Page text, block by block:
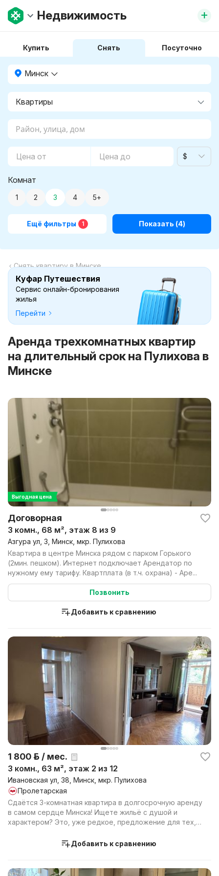
Недвижимость +
Купить Снять Посуточно
Минск
$
Комнат
1 2 3 4 5+
Ещё фильтры 1 Показать (4)
Снять квартиру в Минске
Куфар Путешествия
Сервис онлайн-бронирования
жилья
Перейти
Аренда трехкомнатных квартир
на длительный срок на Пулихова в
Минске
Выгодная цена
Договорная
3 комн., 68 м², этаж 8 из 9
Азгура ул, 3, Минск, мкр. Пулихова
Квартира в центре Минска рядом с парком Горького
(2мин. пешком). Интернет подключает Арендатор по
нужному ему тарифу. Квартплата (в т.ч. охрана) - Аре...
Позвонить
Добавить к сравнению
1 800 р. / мес.
3 комн., 63 м², этаж 2 из 12
Ивановская ул, 38, Минск, мкр. Пулихова
Пролетарская
Сдаётся 3-комнатная квартира в долгосрочную аренду
в самом сердце Минска! Ищете жильё с душой и
характером? Это, уже редкое, предложение для тех,
Добавить к сравнению